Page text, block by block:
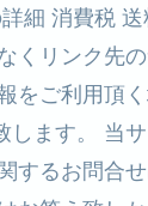
細 消費税
くリンク先
をご利用頂
します。 当
するお問合